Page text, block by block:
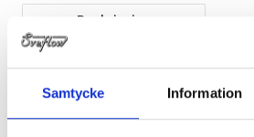
Samtycke Information
Beskrivning
Beskrivning
PTFE-slang hygienveckad uppkragad